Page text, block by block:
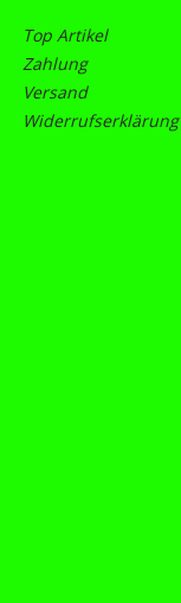
Top Artikel
Zahlung
Versand
Widerrufserklärung